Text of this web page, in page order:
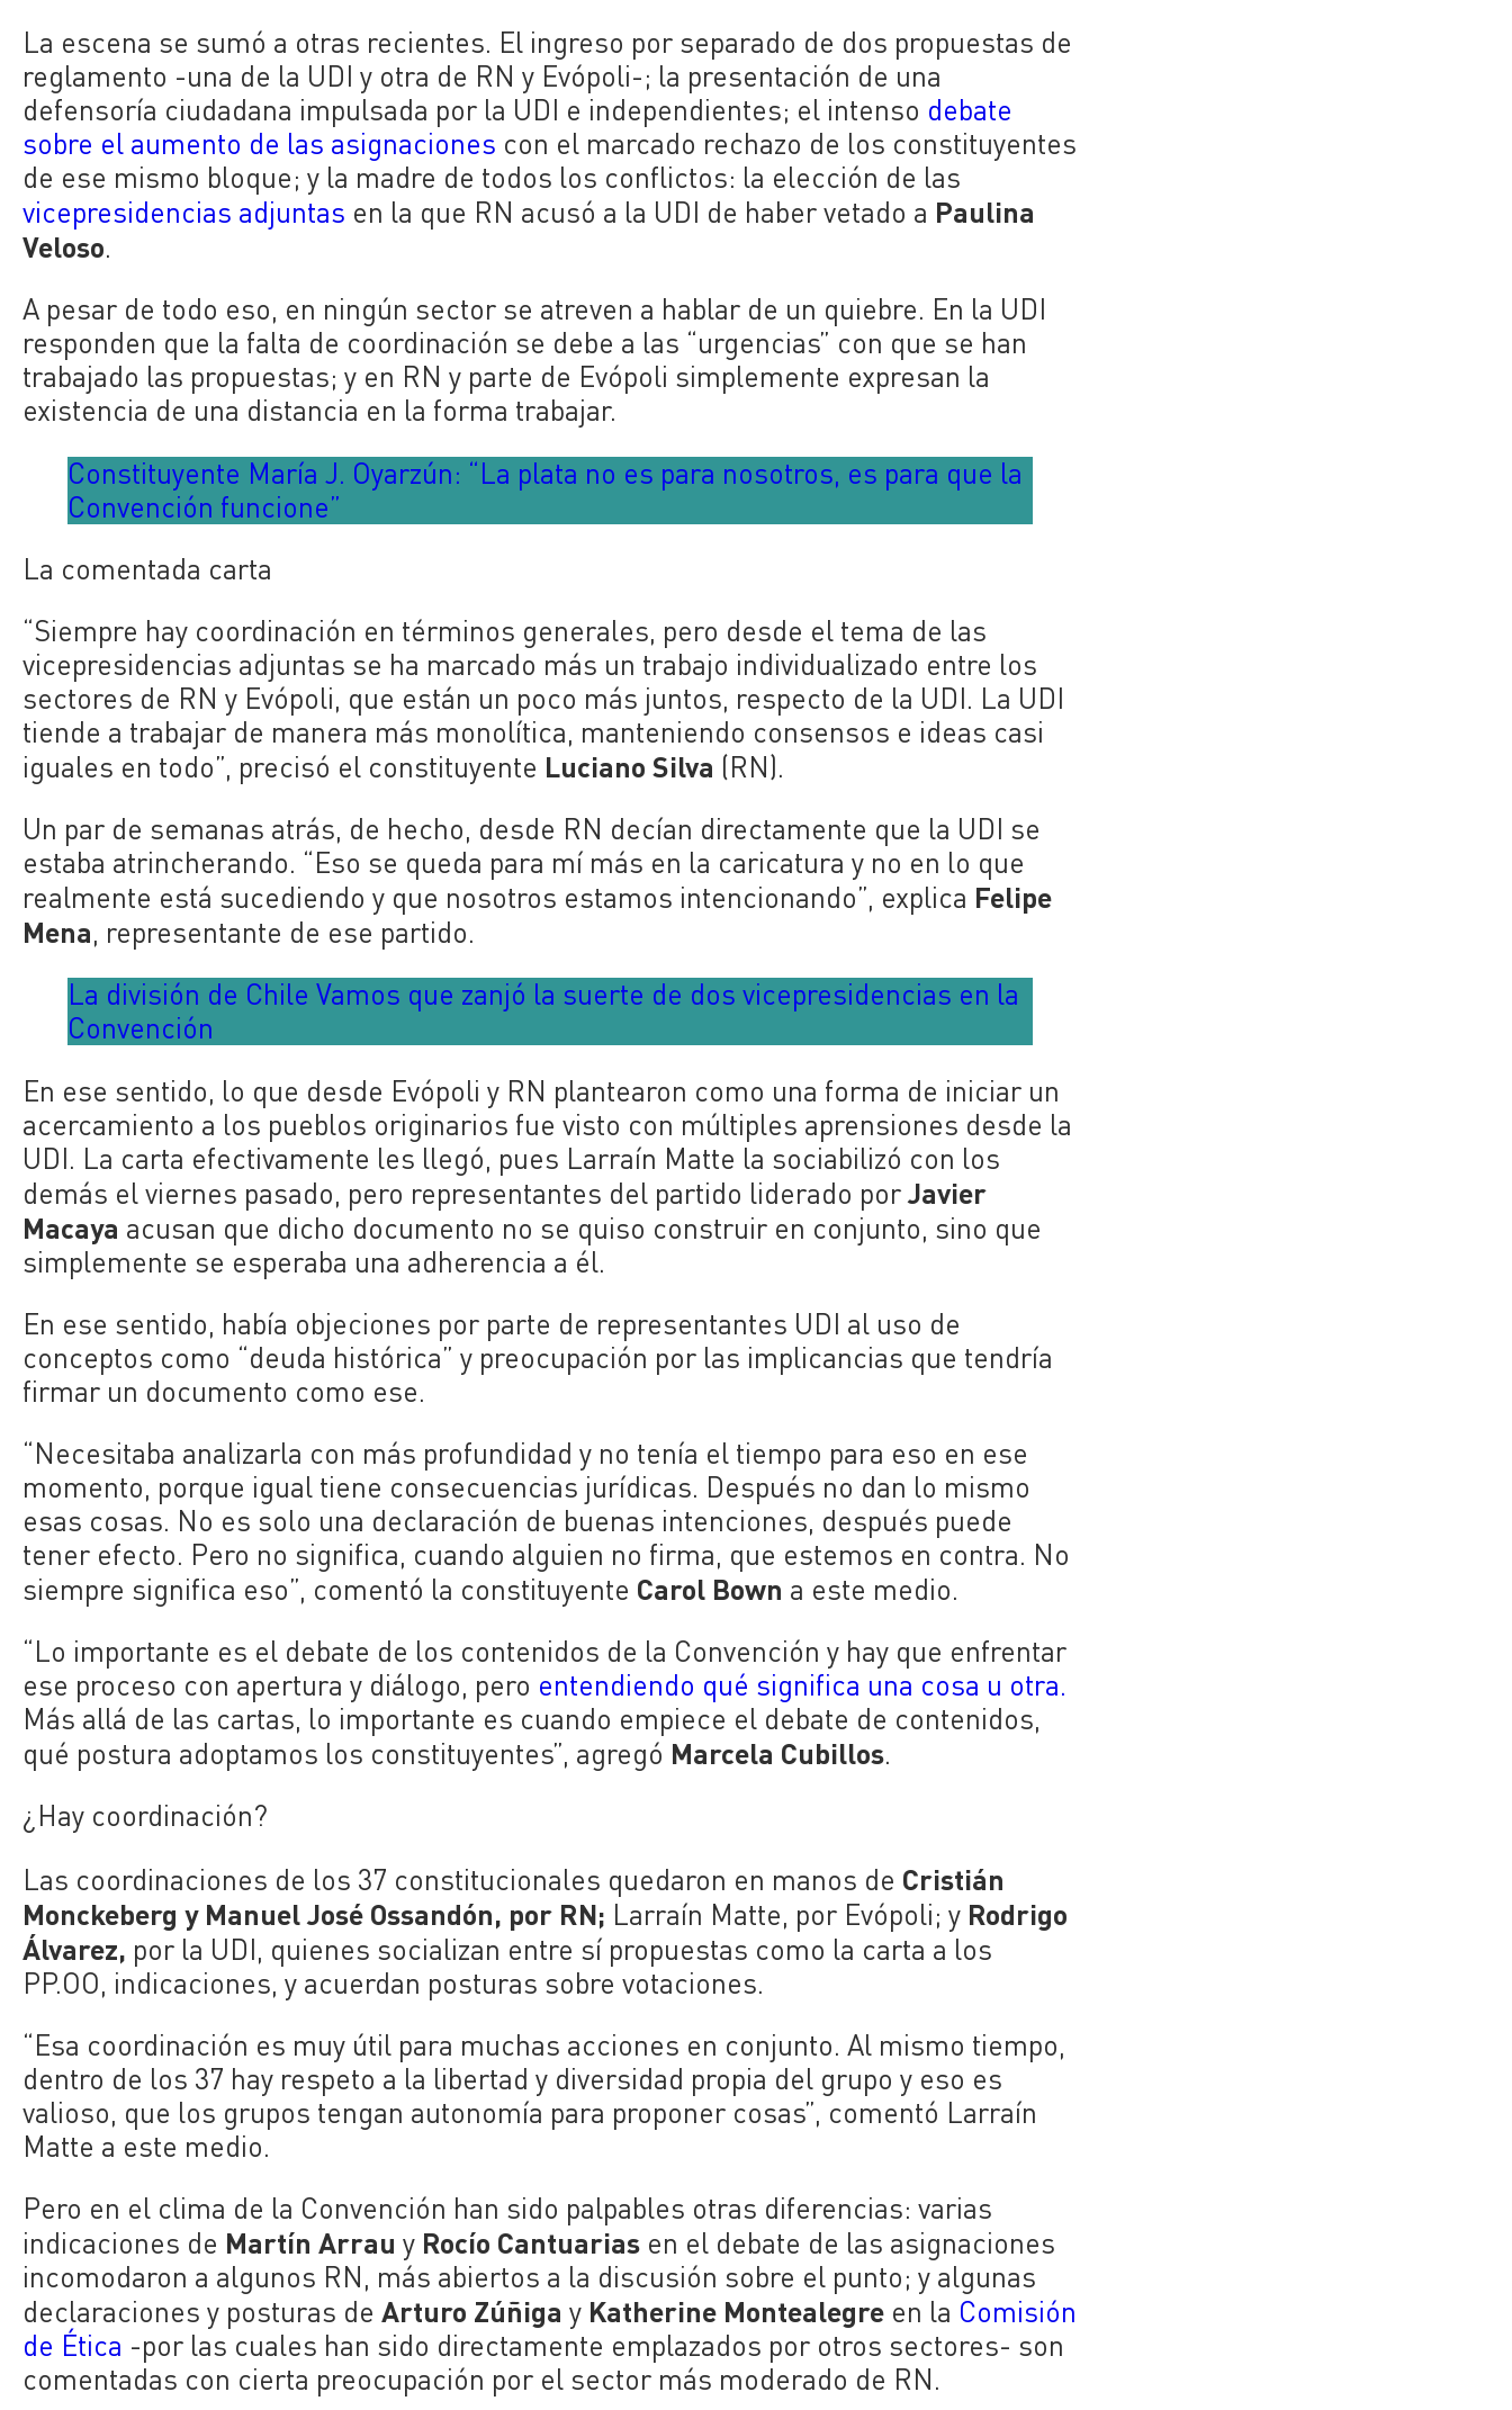
La escena se sumó a otras recientes. El ingreso por separado de dos propuestas de
reglamento -una de la UDI y otra de RN y Evópoli-; la presentación de una
defensoría ciudadana impulsada por la UDI e independientes; el intenso debate
sobre el aumento de las asignaciones con el marcado rechazo de los constituyentes
de ese mismo bloque; y la madre de todos los conflictos: la elección de las
vicepresidencias adjuntas en la que RN acusó a la UDI de haber vetado a Paulina
Veloso.
A pesar de todo eso, en ningún sector se atreven a hablar de un quiebre. En la UDI
responden que la falta de coordinación se debe a las “urgencias” con que se han
trabajado las propuestas; y en RN y parte de Evópoli simplemente expresan la
existencia de una distancia en la forma trabajar.
Constituyente María J. Oyarzún: “La plata no es para nosotros, es para que la
Convención funcione”
La comentada carta
“Siempre hay coordinación en términos generales, pero desde el tema de las
vicepresidencias adjuntas se ha marcado más un trabajo individualizado entre los
sectores de RN y Evópoli, que están un poco más juntos, respecto de la UDI. La UDI
tiende a trabajar de manera más monolítica, manteniendo consensos e ideas casi
iguales en todo”, precisó el constituyente Luciano Silva (RN).
Un par de semanas atrás, de hecho, desde RN decían directamente que la UDI se
estaba atrincherando. “Eso se queda para mí más en la caricatura y no en lo que
realmente está sucediendo y que nosotros estamos intencionando”, explica Felipe
Mena, representante de ese partido.
La división de Chile Vamos que zanjó la suerte de dos vicepresidencias en la
Convención
En ese sentido, lo que desde Evópoli y RN plantearon como una forma de iniciar un
acercamiento a los pueblos originarios fue visto con múltiples aprensiones desde la
UDI. La carta efectivamente les llegó, pues Larraín Matte la sociabilizó con los
demás el viernes pasado, pero representantes del partido liderado porJavier
Macaya acusan que dicho documento no se quiso construir en conjunto, sino que
simplemente se esperaba una adherencia a él.
En ese sentido, había objeciones por parte de representantes UDI al uso de
conceptos como “deuda histórica” y preocupación por las implicancias que tendría
firmar un documento como ese.
“Necesitaba analizarla con más profundidad y no tenía el tiempo para eso en ese
momento, porque igual tiene consecuencias jurídicas. Después no dan lo mismo
esas cosas. No es solo una declaración de buenas intenciones, después puede
tener efecto. Pero no significa, cuando alguien no firma, que estemos en contra. No
siempre significa eso”, comentó la constituyente Carol Bown a este medio.
“Lo importante es el debate de los contenidos de la Convención y hay que enfrentar
ese proceso con apertura y diálogo, pero entendiendo qué significa una cosa u otra.
Más allá de las cartas, lo importante es cuando empiece el debate de contenidos,
qué postura adoptamos los constituyentes”, agregó Marcela Cubillos.
¿Hay coordinación?
Las coordinaciones de los 37 constitucionales quedaron en manos de Cristián
Monckeberg y Manuel José Ossandón, por RN; Larraín Matte, por Evópoli; y Rodrigo
Álvarez, por la UDI, quienes socializan entre sí propuestas como la carta a los
PP.OO, indicaciones, y acuerdan posturas sobre votaciones.
“Esa coordinación es muy útil para muchas acciones en conjunto. Al mismo tiempo,
dentro de los 37 hay respeto a la libertad y diversidad propia del grupo y eso es
valioso, que los grupos tengan autonomía para proponer cosas”, comentó Larraín
Matte a este medio.
Pero en el clima de la Convención han sido palpables otras diferencias: varias
indicaciones de Martín Arrau y Rocío Cantuarias en el debate de las asignaciones
incomodaron a algunos RN, más abiertos a la discusión sobre el punto; y algunas
declaraciones y posturas deArturo Zúñiga y Katherine Montealegre en la Comisión
de Ética -por las cuales han sido directamente emplazados por otros sectores- son
comentadas con cierta preocupación por el sector más moderado de RN.